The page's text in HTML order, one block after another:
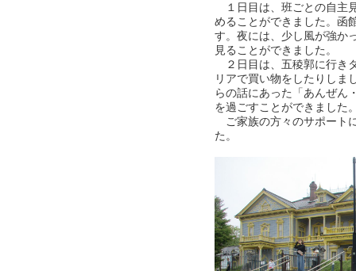
１日目は、班ごとの自主
めることができました。函
す。夜には、少し風が強か
見ることができました。
２日目は、五稜郭に行き
リアで買い物をしたりしま
らの話にあった「あんぜん
を過ごすことができました
ご家族の方々のサポート
た。